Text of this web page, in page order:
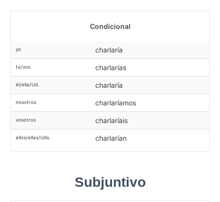
Condicional
yo charlaría
tú/vos charlarías
él/ella/Ud. charlaría
nosotros charlaríamos
vosotros charlaríais
ellos/ellas/Uds. charlarían
Subjuntivo